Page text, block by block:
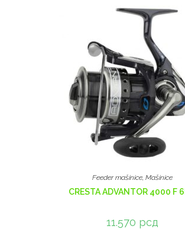
Feeder mašinice, Mašinice
CRESTA ADVANTOR 4000 F
11.570 рсд